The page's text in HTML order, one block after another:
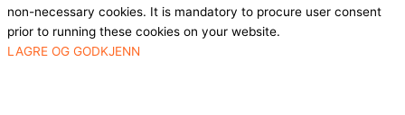
non-necessary cookies. It is mandatory to procure user consent
prior to running these cookies on your website.
LAGRE OG GODKJENN